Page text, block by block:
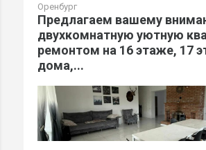
Оренбург
Предлагаем вашему
двухкомнатную уютную
ремонтом на 16 этаже, 17
дома,...